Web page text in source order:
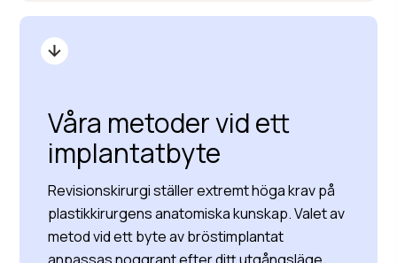
Våra metoder vid ett
implantatbyte
Revisionskirurgi ställer extremt höga krav på
plastikkirurgens anatomiska kunskap. Valet av
metod vid ett byte av bröstimplantat